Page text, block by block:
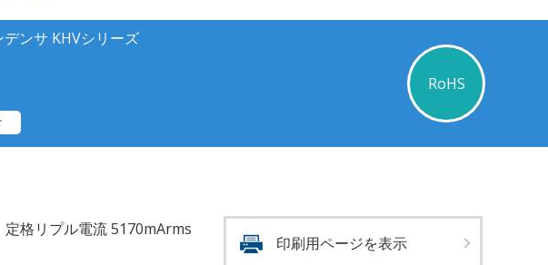
ンサ KHVシリーズ
RoHS
格リプル電流 5170mArms
印刷用ページを表示